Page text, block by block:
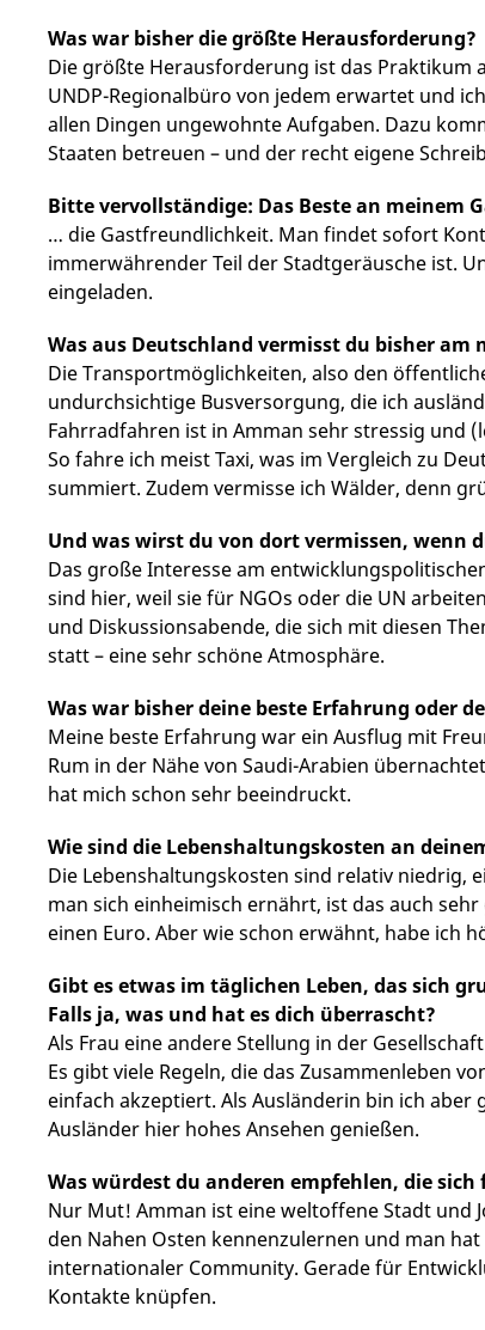
Was war bisher die größte Herausforderung?
Die größte Herausforderung ist das Praktikum
UNDP-Regionalbüro von jedem erwartet und
allen Dingen ungewohnte Aufgaben. Dazu
Staaten betreuen – und der recht eigene
Bitte vervollständige: Das Beste an meinem
… die Gastfreundlichkeit. Man findet sofort
immerwährender Teil der Stadtgeräusche ist.
eingeladen.
Was aus Deutschland vermisst du bisher am
Die Transportmöglichkeiten, also den
undurchsichtige Busversorgung, die ich
Fahrradfahren ist in Amman sehr stressig und
So fahre ich meist Taxi, was im Vergleich zu
summiert. Zudem vermisse ich Wälder, denn
Und was wirst du von dort vermissen, wenn
Das große Interesse am
sind hier, weil sie für NGOs oder die UN
und Diskussionsabende, die sich mit diesen
statt – eine sehr schöne Atmosphäre.
Was war bisher deine beste Erfahrung oder
Meine beste Erfahrung war ein Ausflug mit
Rum in der Nähe von Saudi-Arabien
hat mich schon sehr beeindruckt.
Wie sind die Lebenshaltungskosten an
Die Lebenshaltungskosten sind relativ niedrig,
man sich einheimisch ernährt, ist das auch
einen Euro. Aber wie schon erwähnt, habe ich
Gibt es etwas im täglichen Leben, das sich
Falls ja, was und hat es dich überrascht?
Als Frau eine andere Stellung in der
Es gibt viele Regeln, die das Zusammenleben
einfach akzeptiert. Als Ausländerin bin ich
Ausländer hier hohes Ansehen genießen.
Was würdest du anderen empfehlen, die
Nur Mut! Amman ist eine weltoffene Stadt und
den Nahen Osten kennenzulernen und man
internationaler Community. Gerade für
Kontakte knüpfen.